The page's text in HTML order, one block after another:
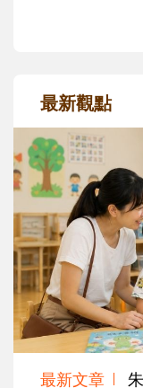
最新觀點
最新文章